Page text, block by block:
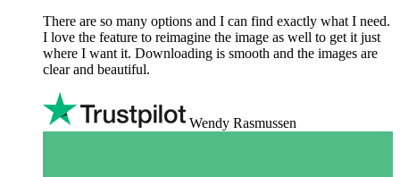
There are so many options and I can find exactly what I need.
I love the feature to reimagine the image as well to get it just
where I want it. Downloading is smooth and the images are
clear and beautiful.
Wendy Rasmussen